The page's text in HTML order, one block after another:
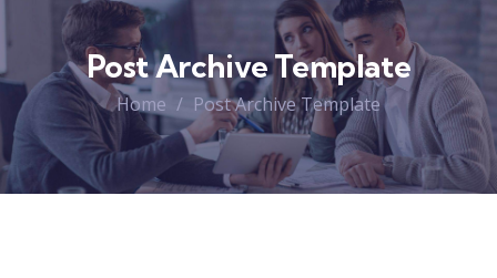
Post Archive Template
Home Post Archive Template